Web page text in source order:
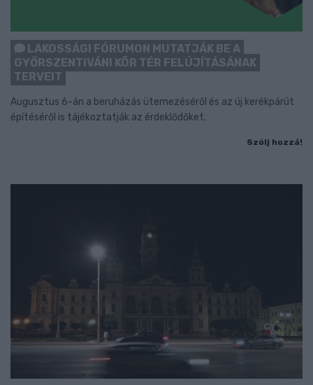
LAKOSSÁGI FÓRUMON MUTATJÁK BE A
GYŐRSZENTIVÁNI KÖR TÉR FELÚJÍTÁSÁNAK
TERVEIT
Augusztus 6-án a beruházás ütemezéséről és az új kerékpárút
építéséről is tájékoztatják az érdeklődőket.
Szólj hozzá!